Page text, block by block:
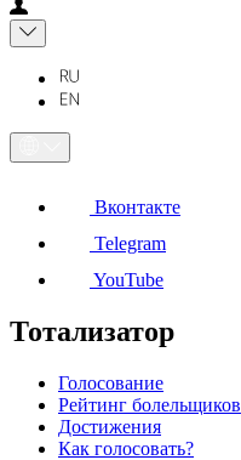
Вконтакте
Telegram
YouTube
Тотализатор
Голосование
Рейтинг болельщиков
Достижения
Как голосовать?